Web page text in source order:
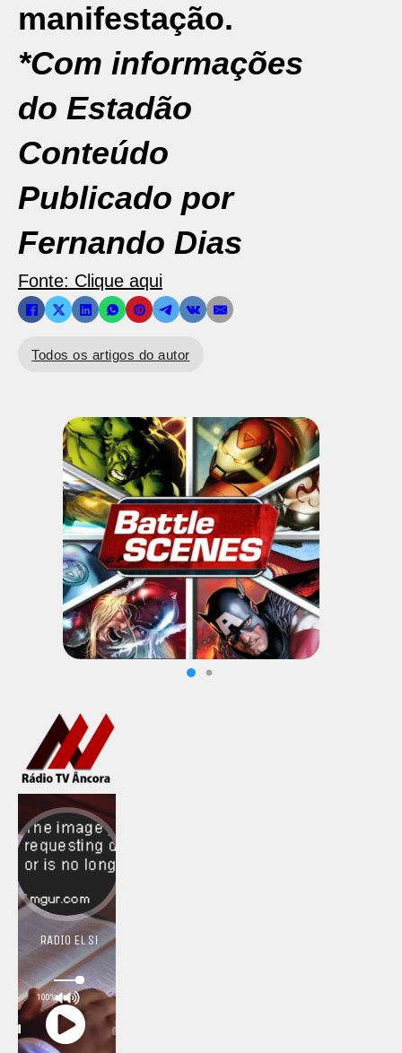
manifestação.
*Com informações
do Estadão
Conteúdo
Publicado por
Fernando Dias
Fonte: Clique aqui
Todos os artigos do autor